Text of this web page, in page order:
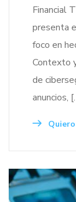
Financial
presenta
foco en
Contexto
de
anuncios,